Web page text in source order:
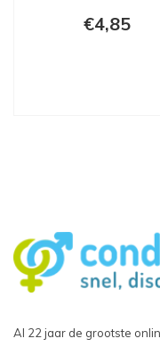
€4,85
Al 22 jaar de grootste